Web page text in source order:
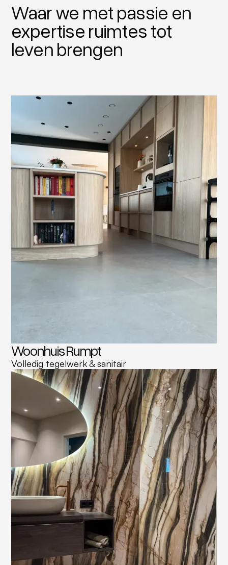
Waar we met passie en
expertise ruimtes tot
leven brengen
Woonhuis Rumpt
Volledig tegelwerk & sanitair